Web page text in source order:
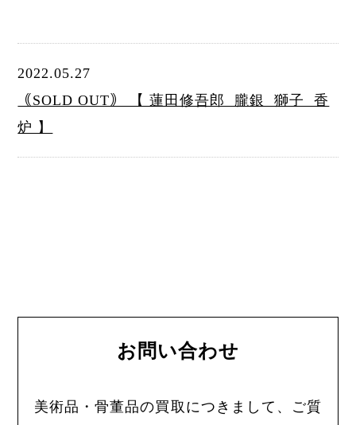
2022.05.27
｟SOLD OUT｠ 【 蓮田修吾郎 朧銀 獅子 香
炉 】
お問い合わせ
美術品・骨董品の買取につきまして、ご質